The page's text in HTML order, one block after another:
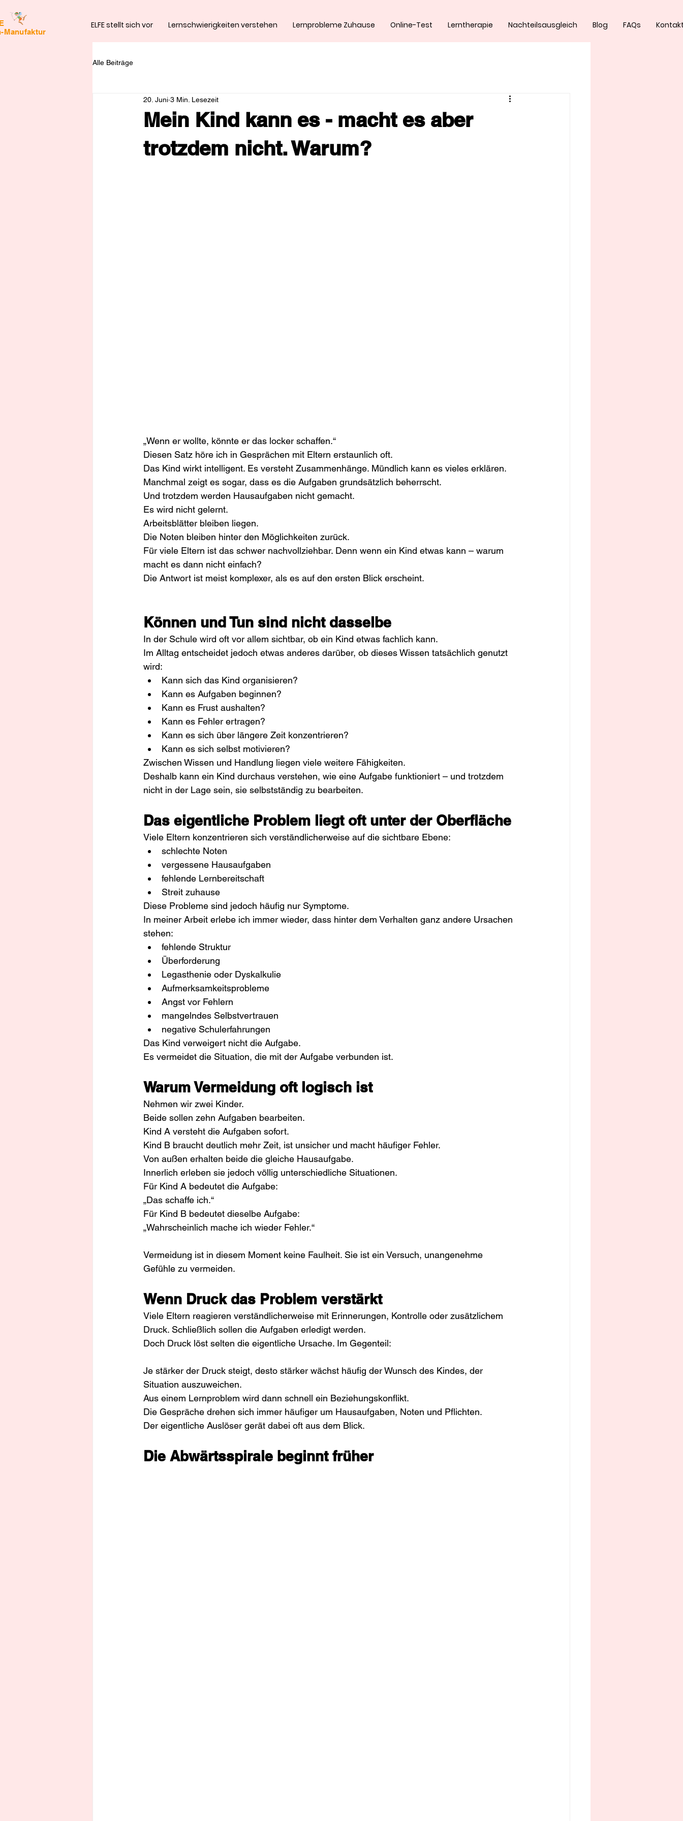
ELFE stellt sich vor Lernschwierigkeiten verstehen Lernprobleme Zuhause Online-Test Lerntherapie Nachteilsausgleich Blog FAQs
Manufaktur
Alle Beiträge
Mein Kind kann es - macht es aber
trotzdem nicht. Warum?
20. Juni 3 Min. Lesezeit
„Wenn er wollte, könnte er das locker schaffen.“
Diesen Satz höre ich in Gesprächen mit Eltern erstaunlich oft.
Das Kind wirkt intelligent. Es versteht Zusammenhänge. Mündlich kann es vieles erklären.
Manchmal zeigt es sogar, dass es die Aufgaben grundsätzlich beherrscht.
Und trotzdem werden Hausaufgaben nicht gemacht.
Es wird nicht gelernt.
Arbeitsblätter bleiben liegen.
Die Noten bleiben hinter den Möglichkeiten zurück.
Für viele Eltern ist das schwer nachvollziehbar. Denn wenn ein Kind etwas kann – warum
macht es dann nicht einfach?
Die Antwort ist meist komplexer, als es auf den ersten Blick erscheint.
Können und Tun sind nicht dasselbe
In der Schule wird oft vor allem sichtbar, ob ein Kind etwas fachlich kann.
Im Alltag entscheidet jedoch etwas anderes darüber, ob dieses Wissen tatsächlich genutzt
wird:
Kann sich das Kind organisieren?
Kann es Aufgaben beginnen?
Kann es Frust aushalten?
Kann es Fehler ertragen?
Kann es sich über längere Zeit konzentrieren?
Kann es sich selbst motivieren?
Zwischen Wissen und Handlung liegen viele weitere Fähigkeiten.
Deshalb kann ein Kind durchaus verstehen, wie eine Aufgabe funktioniert – und trotzdem
nicht in der Lage sein, sie selbstständig zu bearbeiten.
Das eigentliche Problem liegt oft unter der Oberfläche
Viele Eltern konzentrieren sich verständlicherweise auf die sichtbare Ebene:
schlechte Noten
vergessene Hausaufgaben
fehlende Lernbereitschaft
Streit zuhause
Diese Probleme sind jedoch häufig nur Symptome.
In meiner Arbeit erlebe ich immer wieder, dass hinter dem Verhalten ganz andere Ursachen
stehen:
fehlende Struktur
Überforderung
Legasthenie oder Dyskalkulie
Aufmerksamkeitsprobleme
Angst vor Fehlern
mangelndes Selbstvertrauen
negative Schulerfahrungen
Das Kind verweigert nicht die Aufgabe.
Es vermeidet die Situation, die mit der Aufgabe verbunden ist.
Warum Vermeidung oft logisch ist
Nehmen wir zwei Kinder.
Beide sollen zehn Aufgaben bearbeiten.
Kind A versteht die Aufgaben sofort.
Kind B braucht deutlich mehr Zeit, ist unsicher und macht häufiger Fehler.
Von außen erhalten beide die gleiche Hausaufgabe.
Innerlich erleben sie jedoch völlig unterschiedliche Situationen.
Für Kind A bedeutet die Aufgabe:
„Das schaffe ich.“
Für Kind B bedeutet dieselbe Aufgabe:
„Wahrscheinlich mache ich wieder Fehler.“
Vermeidung ist in diesem Moment keine Faulheit. Sie ist ein Versuch, unangenehme
Gefühle zu vermeiden.
Wenn Druck das Problem verstärkt
Viele Eltern reagieren verständlicherweise mit Erinnerungen, Kontrolle oder zusätzlichem
Druck. Schließlich sollen die Aufgaben erledigt werden.
Doch Druck löst selten die eigentliche Ursache. Im Gegenteil:
Je stärker der Druck steigt, desto stärker wächst häufig der Wunsch des Kindes, der
Situation auszuweichen.
Aus einem Lernproblem wird dann schnell ein Beziehungskonflikt.
Die Gespräche drehen sich immer häufiger um Hausaufgaben, Noten und Pflichten.
Der eigentliche Auslöser gerät dabei oft aus dem Blick.
Die Abwärtsspirale beginnt früher